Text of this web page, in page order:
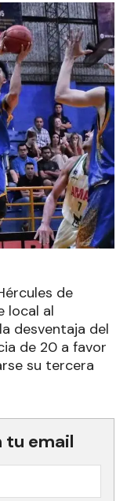
de
local al
desventaja del
de 20 a favor
su tercera
tu email